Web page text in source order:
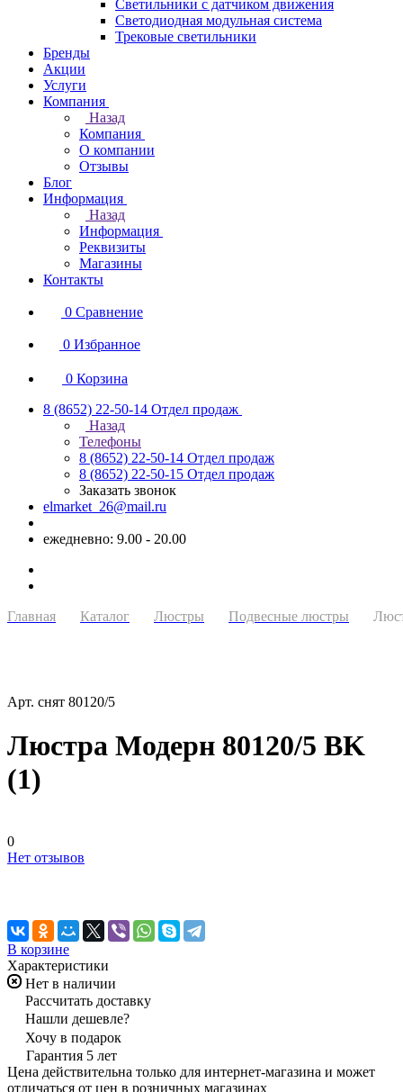
Светильники с датчиком движения
Светодиодная модульная система
Трековые светильники
Бренды
Акции
Услуги
Компания
Назад
Компания
О компании
Отзывы
Блог
Информация
Назад
Информация
Реквизиты
Магазины
Контакты
0 Сравнение
0 Избранное
0 Корзина
8 (8652) 22-50-14 Отдел продаж
Назад
Телефоны
8 (8652) 22-50-14 Отдел продаж
8 (8652) 22-50-15 Отдел продаж
Заказать звонок
elmarket_26@mail.ru
ежедневно: 9.00 - 20.00
Главная Каталог Люстры Подвесные люстры
Арт. снят 80120/5
Люстра Модерн 80120/5 BK
(1)
0
Нет отзывов
В корзине
Характеристики
Нет в наличии
Рассчитать доставку
Нашли дешевле?
Хочу в подарок
Гарантия 5 лет
Цена действительна только для интернет-магазина и может
отличаться от цен в розничных магазинах